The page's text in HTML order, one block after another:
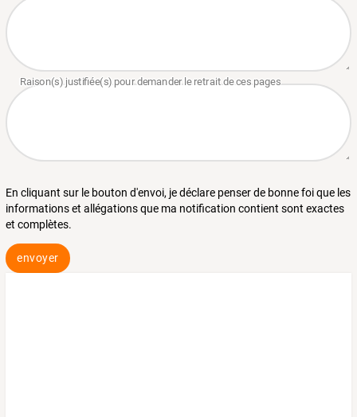
En cliquant sur le bouton d'envoi, je déclare penser de bonne foi que les
informations et allégations que ma notification contient sont exactes
et complètes.
envoyer